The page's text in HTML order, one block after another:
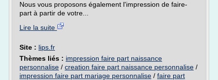
Nous vous proposons également l'impression de faire-
part à partir de votre...
Lire la suite
Site : lips.fr
Thèmes liés : impression faire part naissance
personnalise / creation faire part naissance personnalise /
impression faire part mariage personnalise / faire part